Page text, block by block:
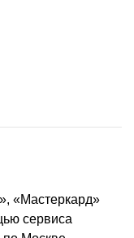
«Мастеркард»
сервиса